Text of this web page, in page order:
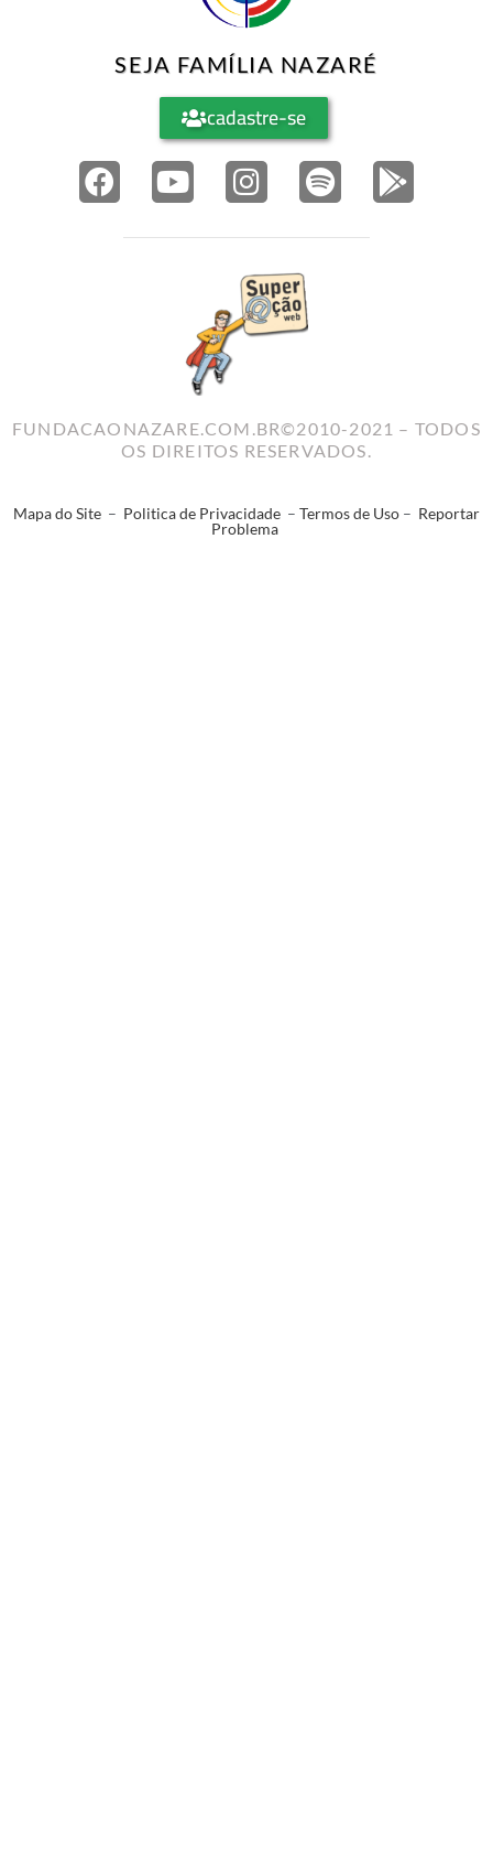
SEJA FAMÍLIA NAZARÉ
cadastre-se
FUNDACAONAZARE.COM.BR©2010-2021 – TODOS
OS DIREITOS RESERVADOS.
Mapa do Site – Politica de Privacidade – Termos de Uso – Reportar
Problema